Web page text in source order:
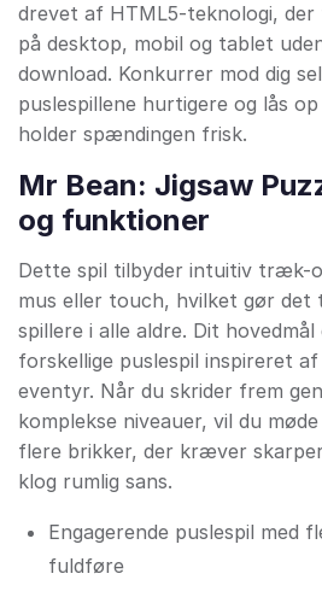
drevet af HTML5-teknologi,
på desktop, mobil og tablet
download. Konkurrer mod dig
puslespillene hurtigere og lås
holder spændingen frisk.
Mr Bean: Jigsaw
og funktioner
Dette spil tilbyder intuitiv træk-
mus eller touch, hvilket gør
spillere i alle aldre. Dit
forskellige puslespil inspireret
eventyr. Når du skrider frem
komplekse niveauer, vil du
flere brikker, der kræver
klog rumlig sans.
Engagerende puslespil med
fuldføre